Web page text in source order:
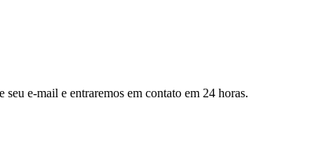
e-mail e entraremos em contato em 24 horas.